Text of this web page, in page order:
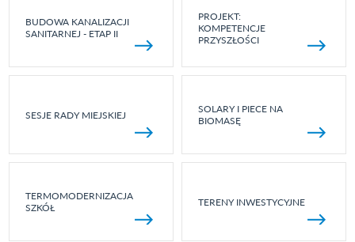
BUDOWA KANALIZACJI
SANITARNEJ - ETAP II
PROJEKT:
KOMPETENCJE
PRZYSZŁOŚCI
SESJE RADY MIEJSKIEJ
SOLARY I PIECE NA
BIOMASĘ
TERMOMODERNIZACJA
SZKÓŁ
TERENY INWESTYCYJNE